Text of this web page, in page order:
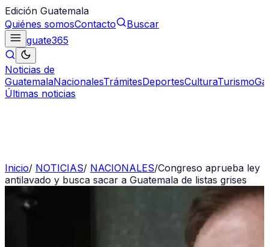
Edición Guatemala
Quiénes somosContacto
Buscar
guate365
Noticias de
GuatemalaNacionalesTrámitesDeportesCulturaTurismo
Últimas noticias
Inicio/ NOTICIAS/ NACIONALES/Congreso aprueba ley
antilavado y busca sacar a Guatemala de listas grises